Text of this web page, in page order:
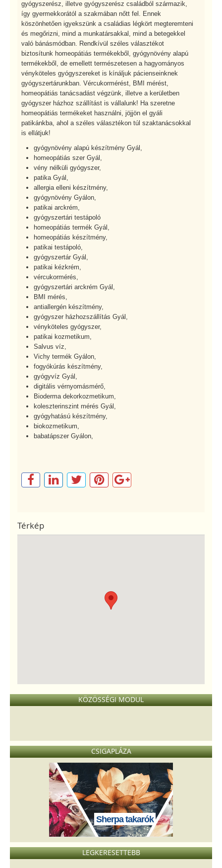
gyógyszerész, illetve gyógyszerész családból származik,
így gyermekkorától a szakmában nőtt fel. Ennek
köszönhetően igyekszünk a családias légkört megteremteni
és megőrizni, mind a munkatársakkal, mind a betegekkel
való bánásmódban. Rendkívül széles választékot
biztosítunk homeopátiás termékekből, gyógynövény alapú
termékekből, de emellett természetesen a hagyományos
vényköteles gyógyszereket is kínáljuk pácienseinknek
gyógyszertárunkban. Vércukormérést, BMI mérést,
homeopátiás tanácsadást végzünk, illetve a kerületben
gyógyszer házhoz szállítást is vállalunk! Ha szeretne
homeopátiás termékeket használni, jöjjön el gyáli
patikánkba, ahol a széles választékon túl szaktanácsokkal
is ellátjuk!
gyógynövény alapú készítmény Gyál,
homeopátiás szer Gyál,
vény nélküli gyógyszer,
patika Gyál,
allergia elleni készítmény,
gyógynövény Gyálon,
patikai arckrém,
gyógyszertári testápoló
homeopátiás termék Gyál,
homeopátiás készítmény,
patikai testápoló,
gyógyszertár Gyál,
patikai kézkrém,
vércukormérés,
gyógyszertári arckrém Gyál,
BMI mérés,
antiallergén készítmény,
gyógyszer házhozszállítás Gyál,
vényköteles gyógyszer,
patikai kozmetikum,
Salvus víz,
Vichy termék Gyálon,
fogyókúrás készítmény,
gyógyvíz Gyál,
digitális vérnyomásmérő,
Bioderma dekorkozmetikum,
koleszterinszint mérés Gyál,
gyógyhatású készítmény,
biokozmetikum,
babatápszer Gyálon,
Térkép
KÖZÖSSÉGI MODUL
CSIGAPLÁZA
Sherpa takarók
LEGKERESETTEBB